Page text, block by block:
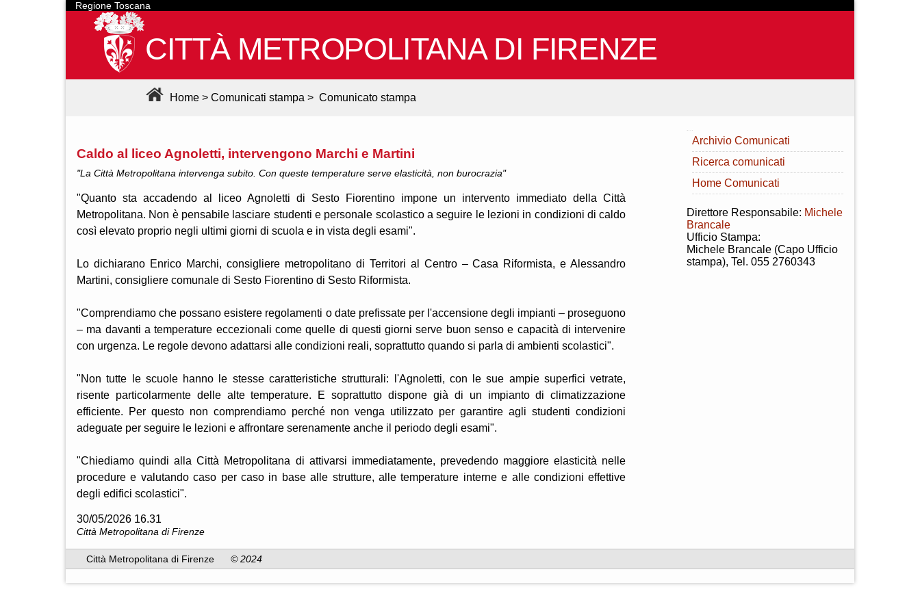
Regione Toscana
CITTÀ METROPOLITANA DI FIRENZE
Home > Comunicati stampa > Comunicato stampa
Caldo al liceo Agnoletti, intervengono Marchi e Martini
"La Città Metropolitana intervenga subito. Con queste temperature serve elasticità, non burocrazia"
"Quanto sta accadendo al liceo Agnoletti di Sesto Fiorentino impone un intervento immediato della Città
Metropolitana. Non è pensabile lasciare studenti e personale scolastico a seguire le lezioni in condizioni di caldo
così elevato proprio negli ultimi giorni di scuola e in vista degli esami".
Lo dichiarano Enrico Marchi, consigliere metropolitano di Territori al Centro – Casa Riformista, e Alessandro
Martini, consigliere comunale di Sesto Fiorentino di Sesto Riformista.
"Comprendiamo che possano esistere regolamenti o date prefissate per l'accensione degli impianti – proseguono
– ma davanti a temperature eccezionali come quelle di questi giorni serve buon senso e capacità di intervenire
con urgenza. Le regole devono adattarsi alle condizioni reali, soprattutto quando si parla di ambienti scolastici".
"Non tutte le scuole hanno le stesse caratteristiche strutturali: l'Agnoletti, con le sue ampie superfici vetrate,
risente particolarmente delle alte temperature. E soprattutto dispone già di un impianto di climatizzazione
efficiente. Per questo non comprendiamo perché non venga utilizzato per garantire agli studenti condizioni
adeguate per seguire le lezioni e affrontare serenamente anche il periodo degli esami".
"Chiediamo quindi alla Città Metropolitana di attivarsi immediatamente, prevedendo maggiore elasticità nelle
procedure e valutando caso per caso in base alle strutture, alle temperature interne e alle condizioni effettive
degli edifici scolastici".
30/05/2026 16.31
Città Metropolitana di Firenze
Archivio Comunicati
Ricerca comunicati
Home Comunicati
Direttore Responsabile: Michele
Brancale
Ufficio Stampa:
Michele Brancale (Capo Ufficio
stampa), Tel. 055 2760343
Città Metropolitana di Firenze © 2024